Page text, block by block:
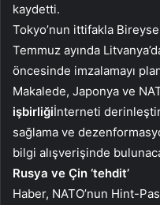
kaydetti.
Tokyo’nun ittifakla
Temmuz ayında
öncesinde imzalamayı
Makalede, Japonya ve
işbirliğiİnterneti
sağlama ve
bilgi alışverişinde
Rusya ve Çin ‘tehdit’
Haber, NATO’nun Hint-